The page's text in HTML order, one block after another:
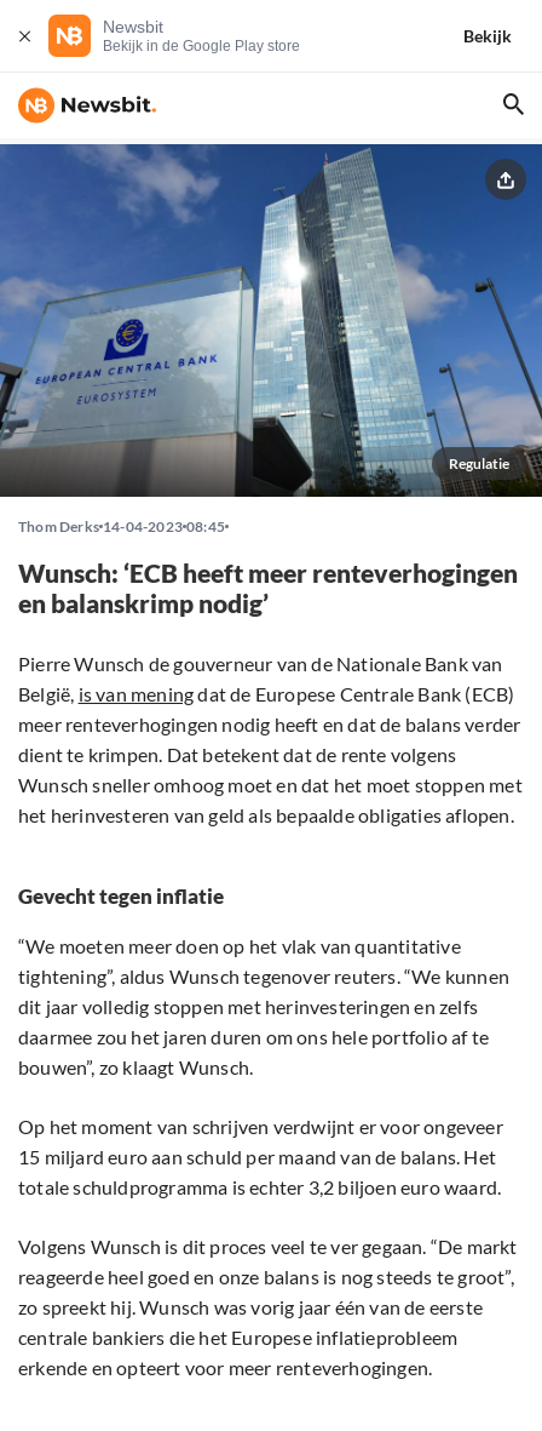
Newsbit
Bekijk in de Google Play store
Bekijk
Regulatie
Thom Derks 14-04-2023 08:45
Wunsch: ‘ECB heeft meer renteverhogingen
en balanskrimp nodig’
Pierre Wunsch de gouverneur van de Nationale Bank van
België, is van meningdat de Europese Centrale Bank (ECB)
meer renteverhogingen nodig heeft en dat de balans verder
dient te krimpen. Dat betekent dat de rente volgens
Wunsch sneller omhoog moet en dat het moet stoppen met
het herinvesteren van geld als bepaalde obligaties aflopen.
Gevecht tegen inflatie
“We moeten meer doen op het vlak van quantitative
tightening”, aldus Wunsch tegenover reuters. “We kunnen
dit jaar volledig stoppen met herinvesteringen en zelfs
daarmee zou het jaren duren om ons hele portfolio af te
bouwen”, zo klaagt Wunsch.
Op het moment van schrijven verdwijnt er voor ongeveer
15 miljard euro aan schuld per maand van de balans. Het
totale schuldprogramma is echter 3,2 biljoen euro waard.
Volgens Wunsch is dit proces veel te ver gegaan. “De markt
reageerde heel goed en onze balans is nog steeds te groot”,
zo spreekt hij. Wunsch was vorig jaar één van de eerste
centrale bankiers die het Europese inflatieprobleem
erkende en opteert voor meer renteverhogingen.